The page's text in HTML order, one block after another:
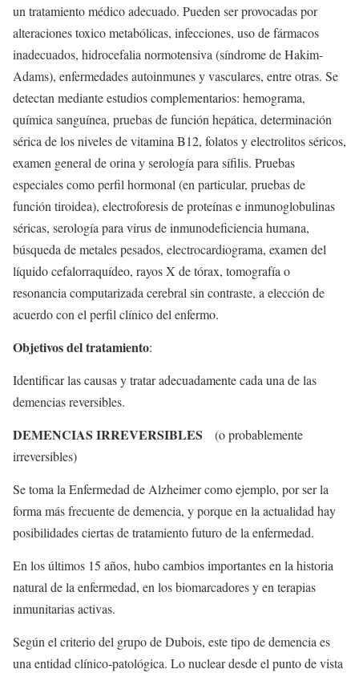
un tratamiento médico adecuado. Pueden ser provocadas por
alteraciones toxico metabólicas, infecciones, uso de fármacos
inadecuados, hidrocefalia normotensiva (síndrome de Hakim-
Adams), enfermedades autoinmunes y vasculares, entre otras. Se
detectan mediante estudios complementarios: hemograma,
química sanguínea, pruebas de función hepática, determinación
sérica de los niveles de vitamina B12, folatos y electrolitos séricos,
examen general de orina y serología para sífilis. Pruebas
especiales como perfil hormonal (en particular, pruebas de
función tiroidea), electroforesis de proteínas e inmunoglobulinas
séricas, serología para virus de inmunodeficiencia humana,
búsqueda de metales pesados, electrocardiograma, examen del
líquido cefalorraquídeo, rayos X de tórax, tomografía o
resonancia computarizada cerebral sin contraste, a elección de
acuerdo con el perfil clínico del enfermo.
Objetivos del tratamiento:
Identificar las causas y tratar adecuadamente cada una de las
demencias reversibles.
DEMENCIAS IRREVERSIBLES (o probablemente
irreversibles)
Se toma la Enfermedad de Alzheimer como ejemplo, por ser la
forma más frecuente de demencia, y porque en la actualidad hay
posibilidades ciertas de tratamiento futuro de la enfermedad.
En los últimos 15 años, hubo cambios importantes en la historia
natural de la enfermedad, en los biomarcadores y en terapias
inmunitarias activas.
Según el criterio del grupo de Dubois, este tipo de demencia es
una entidad clínico-patológica. Lo nuclear desde el punto de vista